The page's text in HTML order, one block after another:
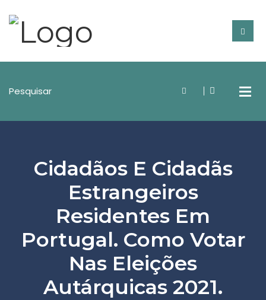
Cidadãos E Cidadãs
Estrangeiros
Residentes Em
Portugal. Como Votar
Nas Eleições
Autárquicas 2021.